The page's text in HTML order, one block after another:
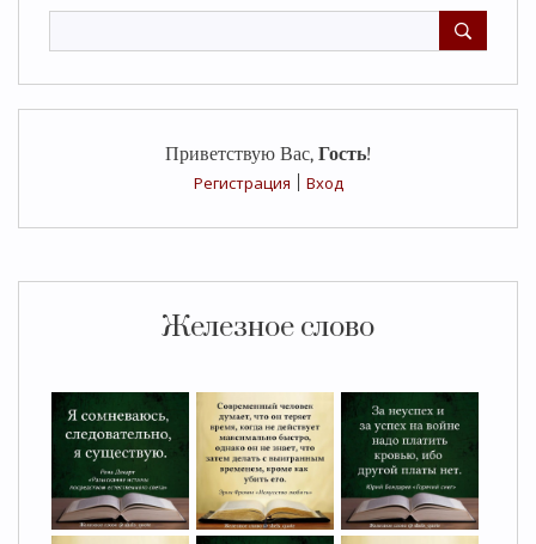
Приветствую Вас, Гость!
Регистрация
Вход
Железное слово